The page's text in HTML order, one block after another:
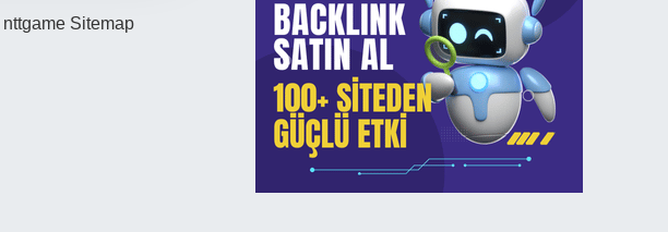
nttgame Sitemap